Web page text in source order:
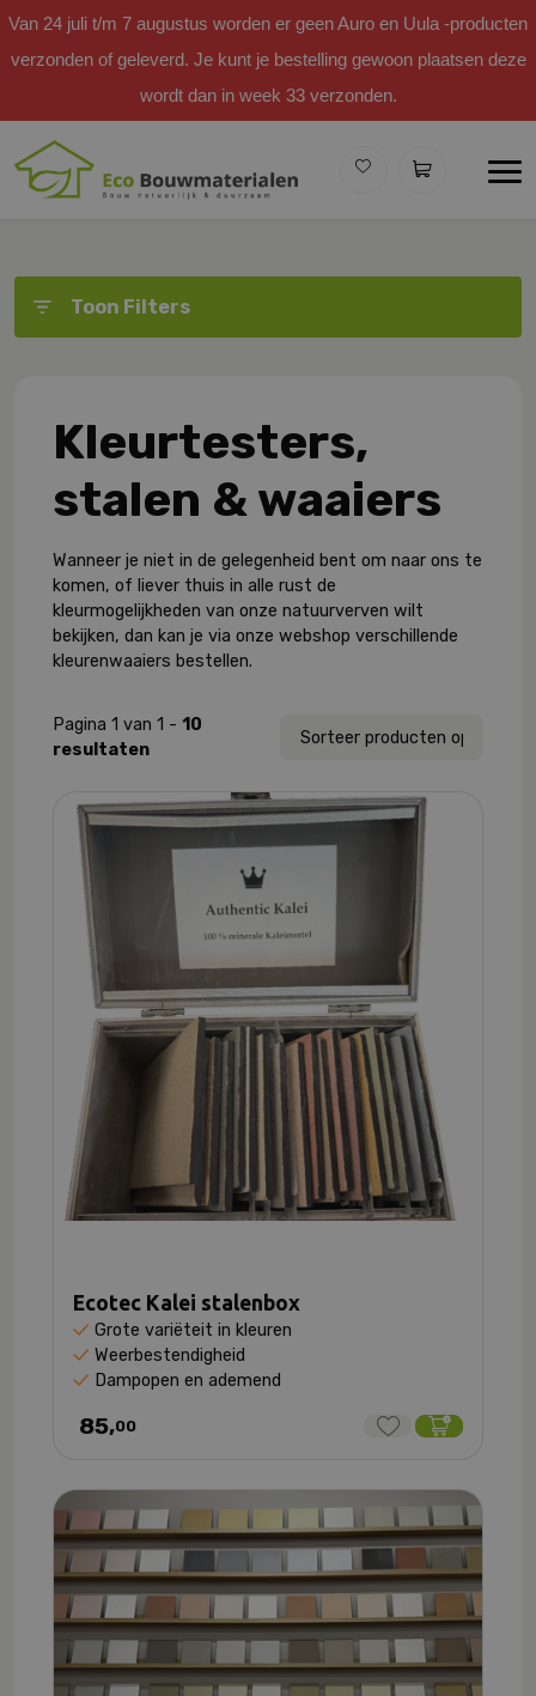
Van 24 juli t/m 7 augustus worden er geen Auro en Uula -producten
verzonden of geleverd. Je kunt je bestelling gewoon plaatsen deze
wordt dan in week 33 verzonden.
Toon Filters
Kleurtesters,
stalen & waaiers
Wanneer je niet in de gelegenheid bent om naar ons te
komen, of liever thuis in alle rust de
kleurmogelijkheden van onze natuurverven wilt
bekijken, dan kan je via onze webshop verschillende
kleurenwaaiers bestellen.
Pagina 1 van 1 - 10
resultaten
Ecotec Kalei stalenbox
Grote variëteit in kleuren
Weerbestendigheid
Dampopen en ademend
85,00